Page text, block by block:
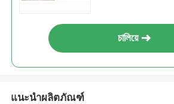
চালিয়ে
แนะนำผลิตภัณฑ์